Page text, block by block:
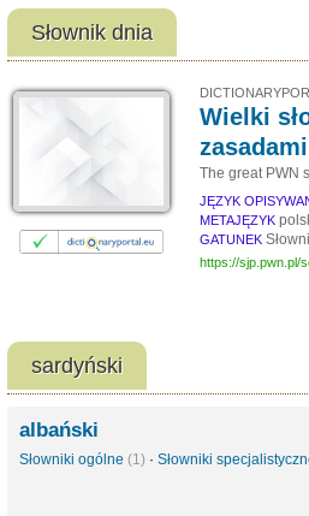
Słownik dnia
Wielki
The great PWN
JĘZYK
METAJĘZYK
GATUNEK
https://sjp.pwn.pl/
sardyński
albański
Słowniki ogólne (1) · Słowniki